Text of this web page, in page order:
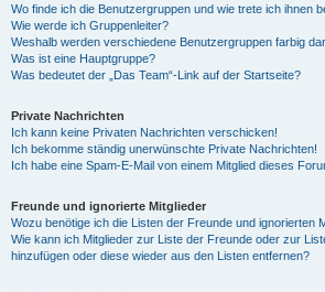
Wo finde ich die Benutzergruppen und wie trete ich ihnen
Wie werde ich Gruppenleiter?
Weshalb werden verschiedene Benutzergruppen farbig
Was ist eine Hauptgruppe?
Was bedeutet der „Das Team“-Link auf der Startseite?
Private Nachrichten
Ich kann keine Privaten Nachrichten verschicken!
Ich bekomme ständig unerwünschte Private Nachrichten!
Ich habe eine Spam-E-Mail von einem Mitglied dieses
Freunde und ignorierte Mitglieder
Wozu benötige ich die Listen der Freunde und ignorierten
Wie kann ich Mitglieder zur Liste der Freunde oder zur
hinzufügen oder diese wieder aus den Listen entfernen?